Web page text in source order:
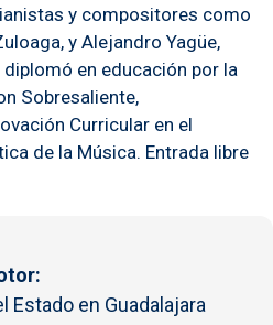
y compositores como
y Alejandro Yagüe,
en educación por la
Sobresaliente,
Curricular en el
de la Música. Entrada libre
Estado en Guadalajara